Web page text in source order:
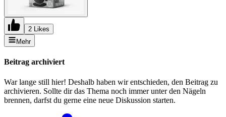
2 Likes
Mehr
Beitrag archiviert
War lange still hier! Deshalb haben wir entschieden, den Beitrag zu
archivieren. Sollte dir das Thema noch immer unter den Nägeln
brennen, darfst du gerne eine neue Diskussion starten.